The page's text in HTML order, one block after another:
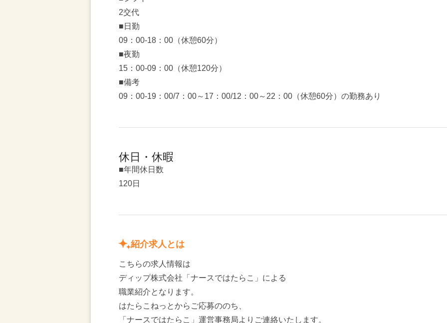
2交代
■日勤
09：00-18：00（休憩60分）
■夜勤
15：00-09：00（休憩120分）
■備考
09：00-19：00/7：00～17：00/12：00～22：00（休憩60分）の勤務あり
休日・休暇
■年間休日数
120日
紹介求人とは
こちらの求人情報は
ディップ株式会社「ナースではたらこ」による
職業紹介となります。
はたらこねっとからご応募ののち、
「ナースではたらこ」運営事務局よりご連絡いたします。